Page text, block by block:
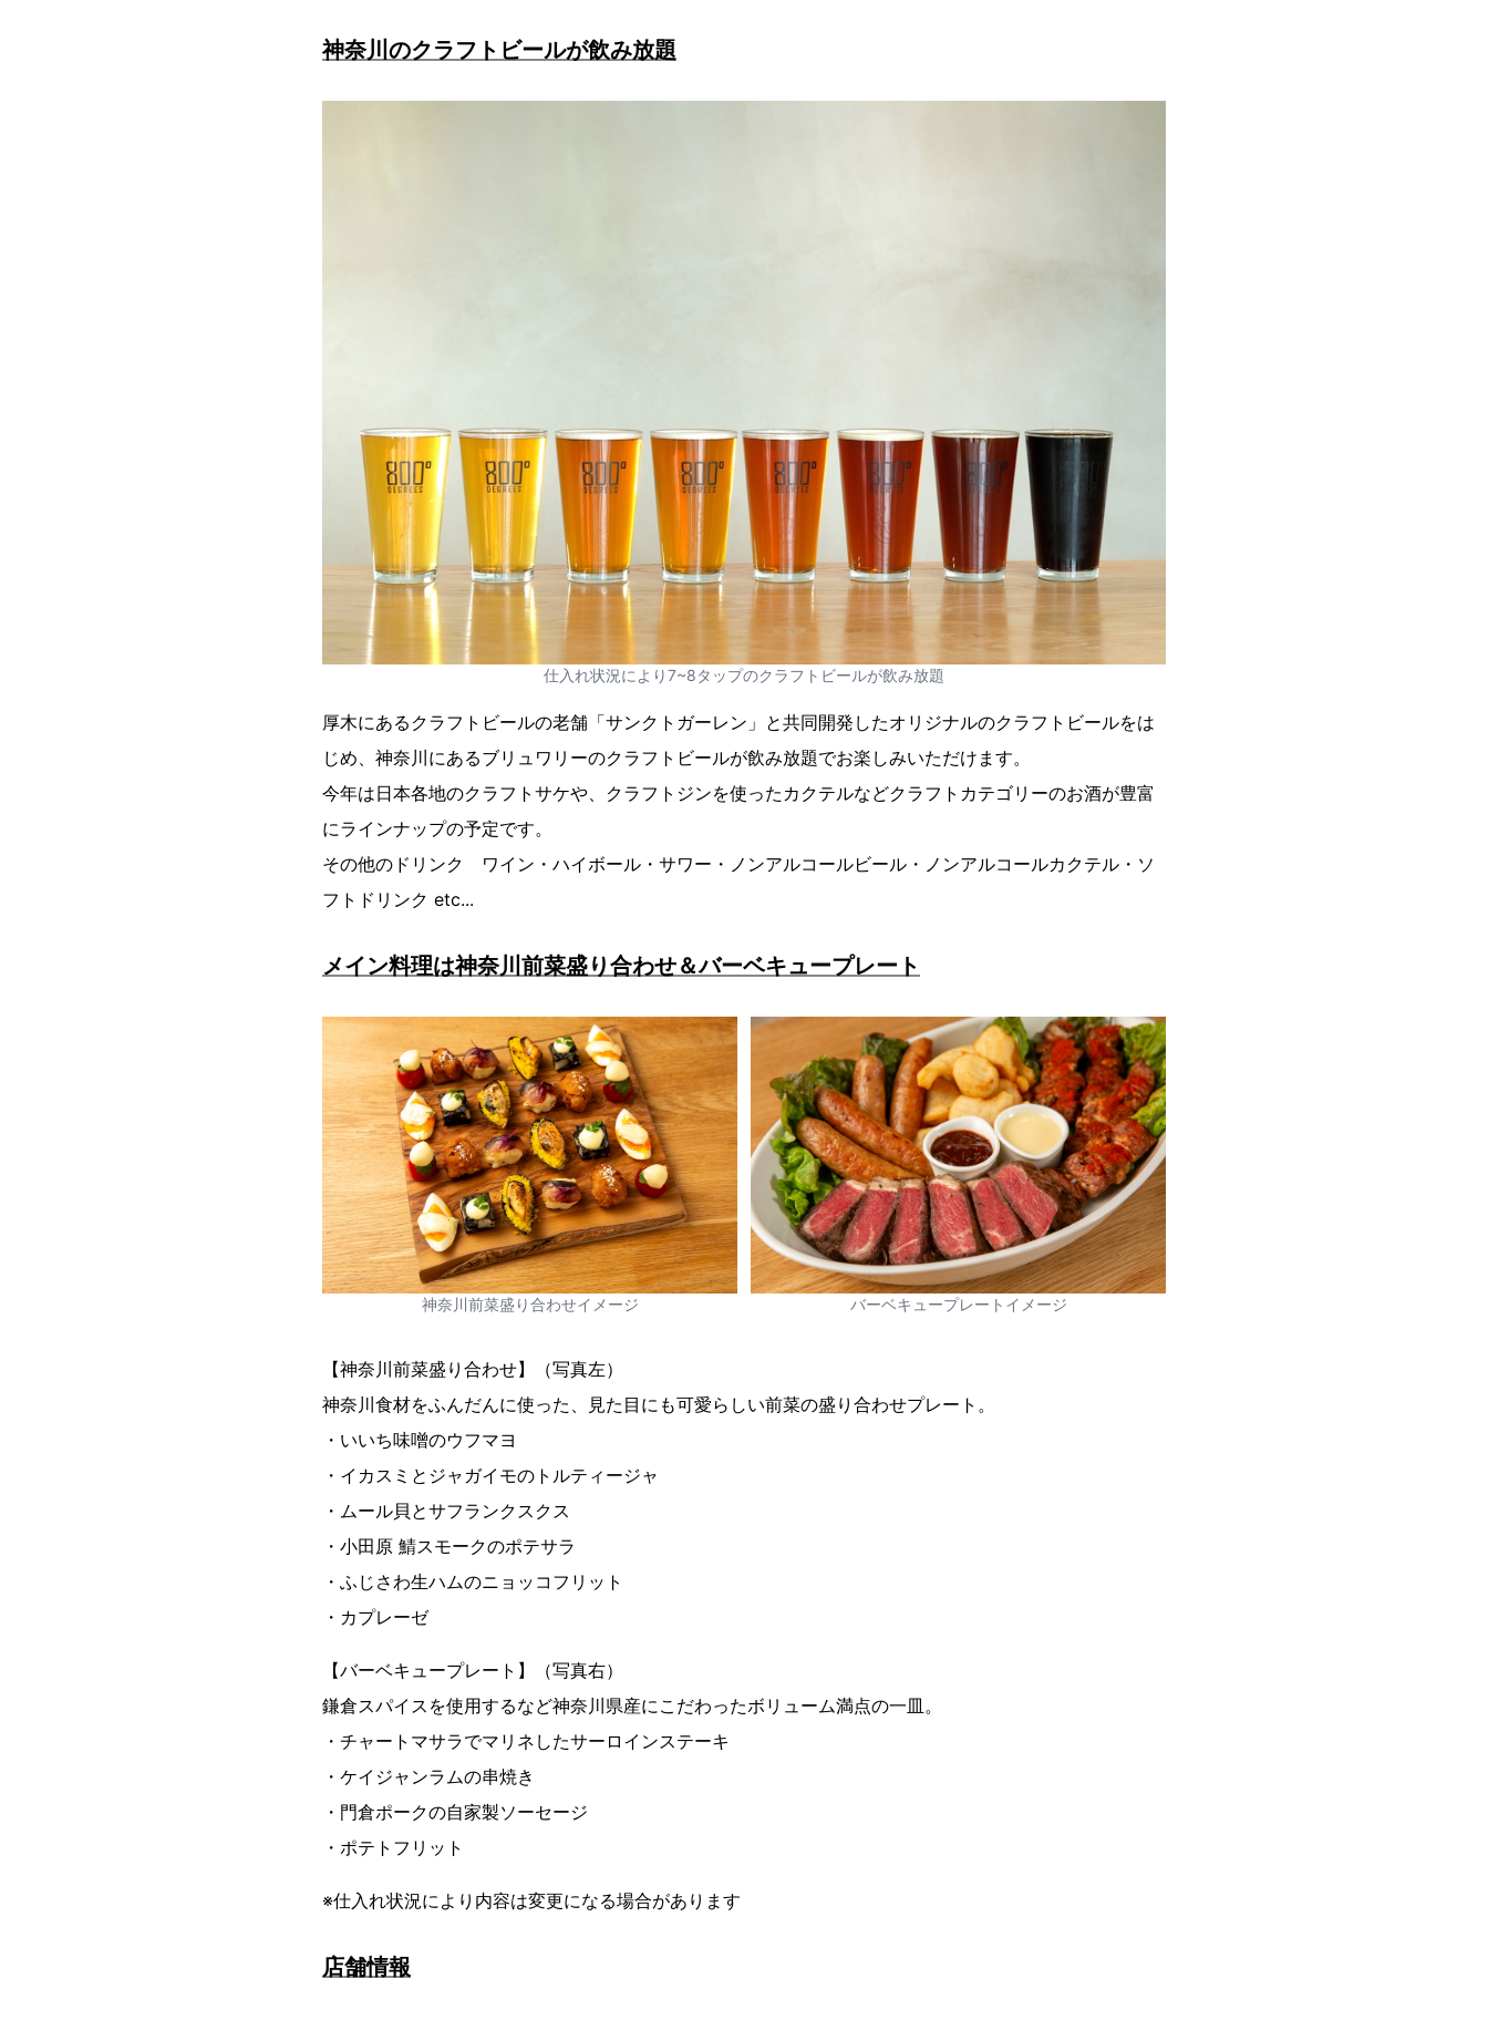
神奈川のクラフトビールが飲み放題
仕入れ状況により7~8タップのクラフトビールが飲み放題
厚木にあるクラフトビールの老舗「サンクトガーレン」と共同開発したオリジナルのクラフトビールをは
じめ、神奈川にあるブリュワリーのクラフトビールが飲み放題でお楽しみいただけます。
今年は日本各地のクラフトサケや、クラフトジンを使ったカクテルなどクラフトカテゴリーのお酒が豊富
にラインナップの予定です。
その他のドリンク ワイン・ハイボール・サワー・ノンアルコールビール・ノンアルコールカクテル・ソ
フトドリンク etc...
メイン料理は神奈川前菜盛り合わせ＆バーベキュープレート
神奈川前菜盛り合わせイメージ バーベキュープレートイメージ
【神奈川前菜盛り合わせ】（写真左）
神奈川食材をふんだんに使った、見た目にも可愛らしい前菜の盛り合わせプレート。
・いいち味噌のウフマヨ
・イカスミとジャガイモのトルティージャ
・ムール貝とサフランクスクス
・小田原 鯖スモークのポテサラ
・ふじさわ生ハムのニョッコフリット
・カプレーゼ
【バーベキュープレート】（写真右）
鎌倉スパイスを使用するなど神奈川県産にこだわったボリューム満点の一皿。
・チャートマサラでマリネしたサーロインステーキ
・ケイジャンラムの串焼き
・門倉ポークの自家製ソーセージ
・ポテトフリット
※仕入れ状況により内容は変更になる場合があります
店舗情報